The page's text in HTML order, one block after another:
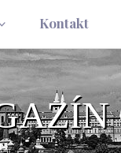
Kontakt